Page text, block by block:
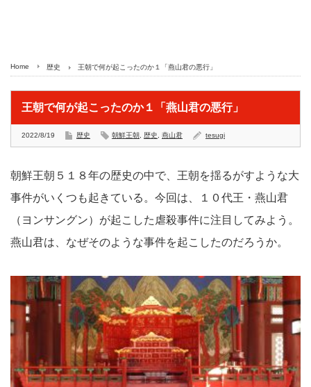
Home 歴史 王朝で何が起こったのか１「燕山君の悪行」
王朝で何が起こったのか１「燕山君の悪行」
2022/8/19 歴史 朝鮮王朝 歴史 燕山君 tesugi
朝鮮王朝５１８年の歴史の中で、王朝を揺るがすような大
事件がいくつも起きている。今回は、１０代王・燕山君
（ヨンサングン）が起こした虐殺事件に注目してみよう。
燕山君は、なぜそのような事件を起こしたのだろうか。